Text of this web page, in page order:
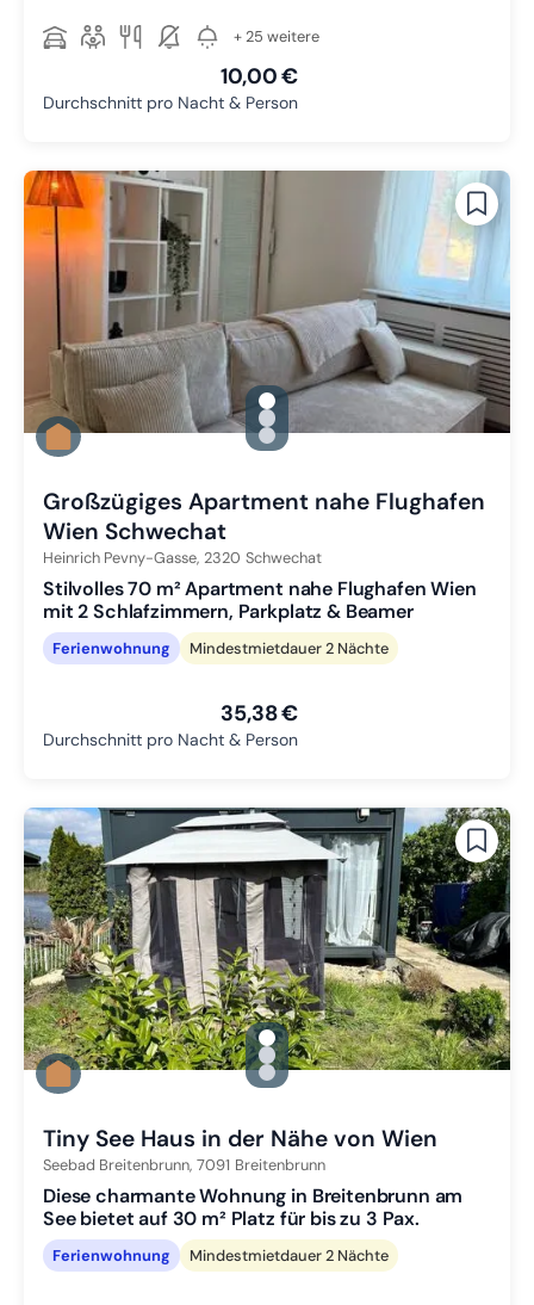
+ 25 weitere
10,00 €
Durchschnitt pro Nacht & Person
gallery.slide_selector
Zu Slide 1 wechseln
Zu Slide 2 wechseln
Zu Slide 3 wechseln
Großzügiges Apartment nahe Flughafen
Wien Schwechat
Heinrich Pevny-Gasse, 2320 Schwechat
Stilvolles 70 m² Apartment nahe Flughafen Wien
mit 2 Schlafzimmern, Parkplatz & Beamer
Ferienwohnung Mindestmietdauer 2 Nächte
35,38 €
Durchschnitt pro Nacht & Person
gallery.slide_selector
Zu Slide 1 wechseln
Zu Slide 2 wechseln
Zu Slide 3 wechseln
Tiny See Haus in der Nähe von Wien
Seebad Breitenbrunn, 7091 Breitenbrunn
Diese charmante Wohnung in Breitenbrunn am
See bietet auf 30 m² Platz für bis zu 3 Pax.
Ferienwohnung Mindestmietdauer 2 Nächte